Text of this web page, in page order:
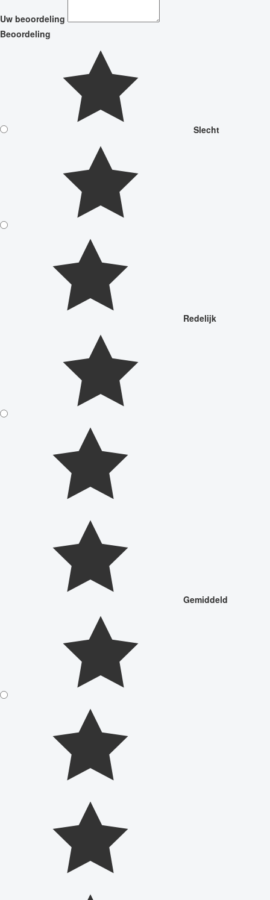
Uw beoordeling
Beoordeling
Slecht
Redelijk
Gemiddeld